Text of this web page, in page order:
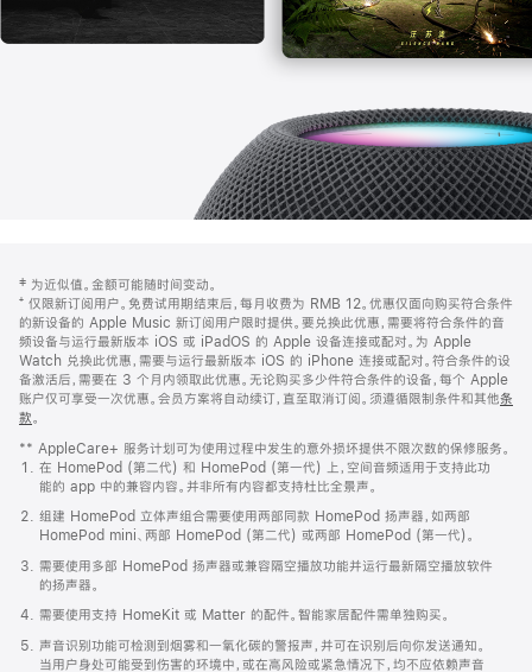
页
页
脚
注
‡ 为近似值。金额可能随时间变动。
⁺ 仅限新订阅用户。免费试用期结束后，每月收费为 RMB 12。优惠仅面向购买符合条件
的新设备的 Apple Music 新订阅用户限时提供。要兑换此优惠，需要将符合条件的音
频设备与运行最新版本 iOS 或 iPadOS 的 Apple 设备连接或配对。为 Apple
Watch 兑换此优惠，需要与运行最新版本 iOS 的 iPhone 连接或配对。符合条件的设
备激活后，需要在 3 个月内领取此优惠。无论购买多少件符合条件的设备，每个 Apple
账户仅可享受一次优惠。会员方案将自动续订，直至取消订阅。须遵循限制条件和其他条
款。
窗
口
中
打
开)
** AppleCare+ 服务计划可为使用过程中发生的意外损坏提供不限次数的保修服务。
在 HomePod (第二代) 和 HomePod (第一代) 上，空间音频适用于支持此功
能的 app 中的兼容内容。并非所有内容都支持杜比全景声。
组建 HomePod 立体声组合需要使用两部同款 HomePod 扬声器，如两部
HomePod mini、两部 HomePod (第二代) 或两部 HomePod (第一代)。
需要使用多部 HomePod 扬声器或兼容隔空播放功能并运行最新隔空播放软件
的扬声器。
需要使用支持 HomeKit 或 Matter 的配件。智能家居配件需单独购买。
声音识别功能可检测到烟雾和一氧化碳的警报声，并可在识别后向你发送通知。
当用户身处可能受到伤害的环境中，或在高风险或紧急情况下，均不应依赖声音